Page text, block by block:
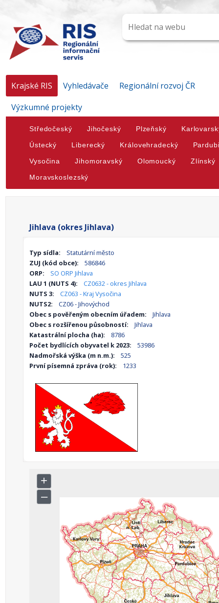
Krajské RIS Vyhledávače
Regionální rozvoj ČR
Výzkumné projekty
Středočeský Jihočeský Plzeňský
Ústecký Liberecký Královehradecký
Vysočina Jihomoravský Olomoucký Zlínský
Moravskoslezský
Jihlava (okres Jihlava)
Typ sídla:
Statutární město
ZUJ (kód obce):
586846
ORP:
SO ORP Jihlava
LAU 1 (NUTS 4):
CZ0632 - okres Jihlava
NUTS 3:
CZ063 - Kraj Vysočina
NUTS2:
CZ06 - Jihovýchod
Obec s pověřeným obecním úřadem:
Jihlava
Obec s rozšířenou působností:
Jihlava
Katastrální plocha (ha):
8786
Počet bydlících obyvatel k 2023:
53986
Nadmořská výška (m n.m.):
525
První písemná zpráva (rok):
1233